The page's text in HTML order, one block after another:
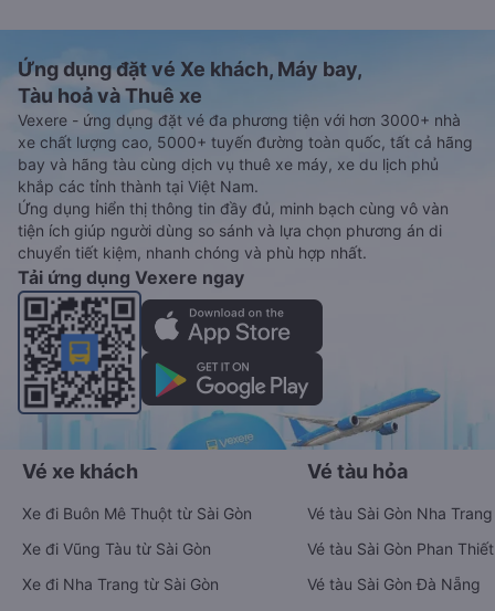
Ứng dụng đặt vé Xe khách, Máy bay,
Tàu hoả và Thuê xe
Vexere - ứng dụng đặt vé đa phương tiện với hơn 3000+ nhà
xe chất lượng cao, 5000+ tuyến đường toàn quốc, tất cả hãng
bay và hãng tàu cùng dịch vụ thuê xe máy, xe du lịch phủ
khắp các tỉnh thành tại Việt Nam.
Ứng dụng hiển thị thông tin đầy đủ, minh bạch cùng vô vàn
tiện ích giúp người dùng so sánh và lựa chọn phương án di
chuyển tiết kiệm, nhanh chóng và phù hợp nhất.
Tải ứng dụng Vexere ngay
Vé xe khách
Xe đi Buôn Mê Thuột từ Sài Gòn
Xe đi Vũng Tàu từ Sài Gòn
Xe đi Nha Trang từ Sài Gòn
Vé tàu hỏa
Vé tàu Sài Gòn Nha Trang
Vé tàu Sài Gòn Phan Thiết
Vé tàu Sài Gòn Đà Nẵng